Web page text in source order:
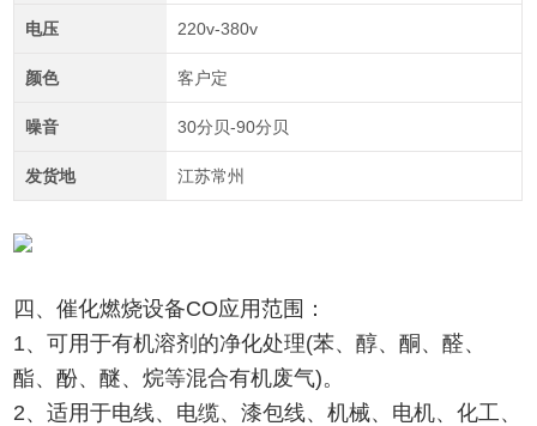
电压 220v-380v
颜色 客户定
噪音 30分贝-90分贝
发货地 江苏常州
四、催化燃烧设备CO应用范围：
1、可用于有机溶剂的净化处理(苯、醇、酮、醛、
酯、酚、醚、烷等混合有机废气)。
2、适用于电线、电缆、漆包线、机械、电机、化工、